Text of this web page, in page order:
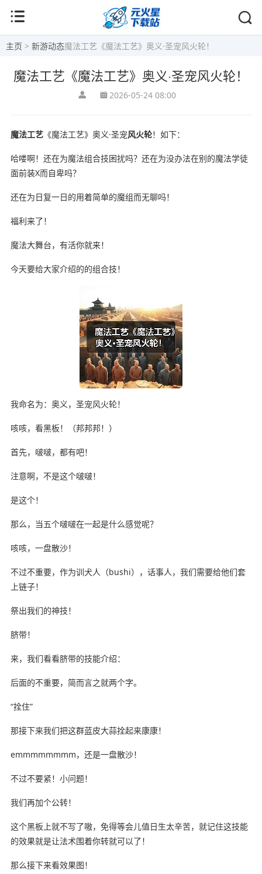
主页 > 新游动态魔法工艺《魔法工艺》奥义·圣宠风火轮！
魔法工艺《魔法工艺》奥义·圣宠风火轮！
2026-05-24 08:00
魔法工艺《魔法工艺》奥义·圣宠风火轮！如下：
哈喽啊！还在为魔法组合技困扰吗？还在为没办法在别的魔法学徒
面前装X而自卑吗？
还在为日复一日的用着简单的魔组而无聊吗！
福利来了！
魔法大舞台，有活你就来！
今天要给大家介绍的的组合技！
我命名为：奥义，圣宠风火轮！
咳咳，看黑板！（邦邦邦！）
首先，啵啵，都有吧！
注意啊，不是这个啵啵！
是这个！
那么，当五个啵啵在一起是什么感觉呢？
咳咳，一盘散沙！
不过不重要，作为训犬人（bushi），话事人，我们需要给他们套
上链子！
祭出我们的神技！
脐带！
来，我们看看脐带的技能介绍：
后面的不重要，简而言之就两个字。
“拴住”
那接下来我们把这群蓝皮大蒜拴起来康康！
emmmmmmmm，还是一盘散沙！
不过不要紧！小问题！
我们再加个公转！
这个黑板上就不写了嗷，免得等会儿值日生太辛苦，就记住这技能
的效果就是让法术围着你转就可以了！
那么接下来看效果图！